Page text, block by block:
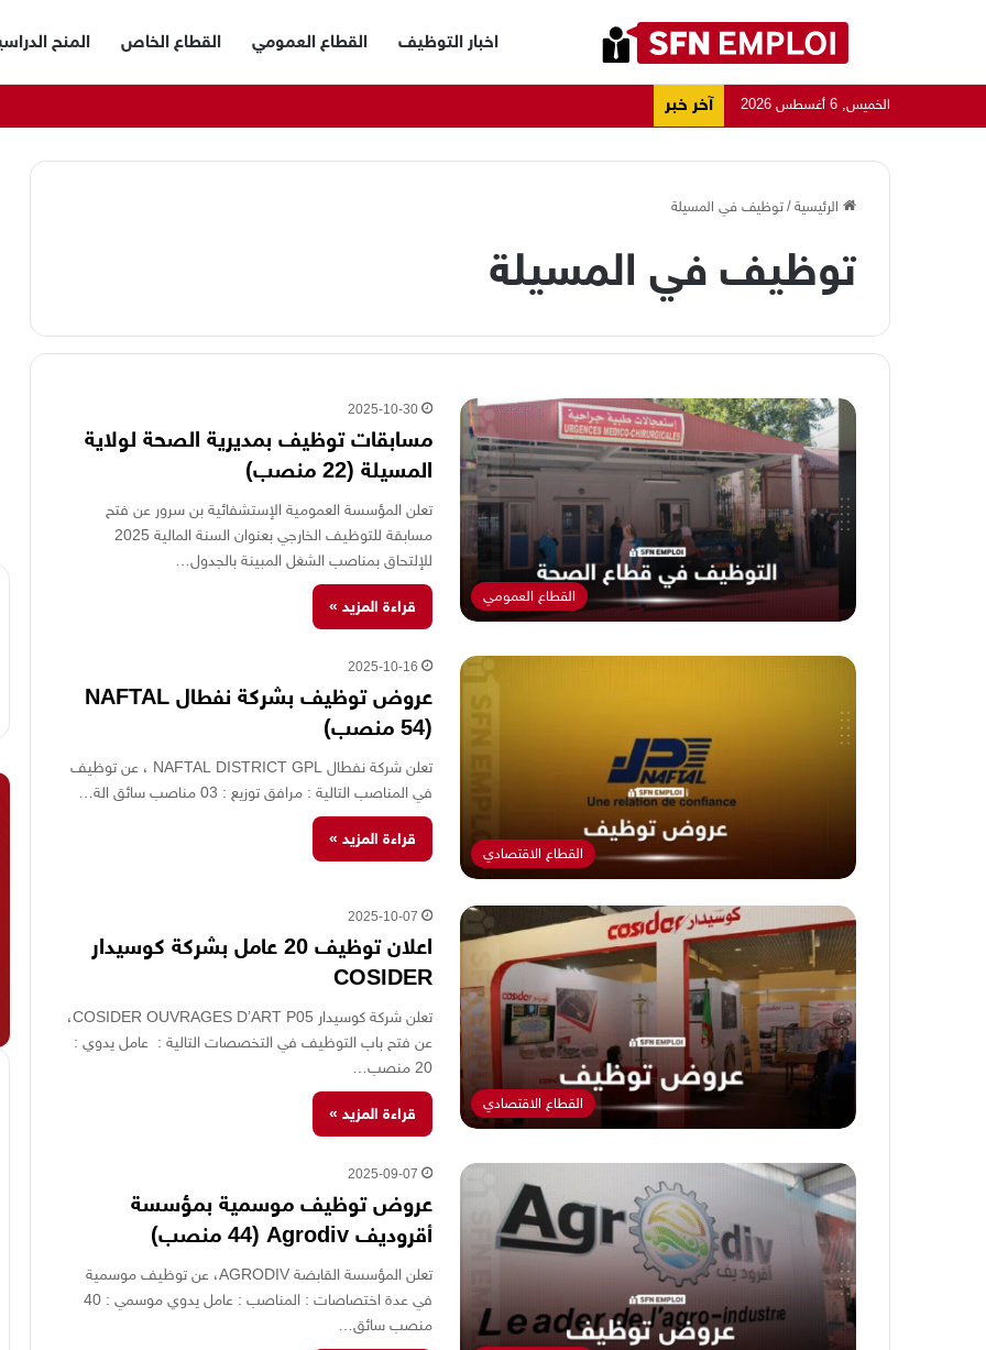
اخبار التوظيف القطاع العمومي القطاع الخاص المنح
الخميس, 6 أغسطس 2026 آخر خبر
الرئيسية/توظيف في المسيلة
توظيف في المسيلة
القطاع العمومي
2025-10-30
مسابقات توظيف بمديرية الصحة لولاية
المسيلة (22 منصب)
تعلن المؤسسة العمومية الإستشفائية بن سرور عن فتح
مسابقة للتوظيف الخارجي بعنوان السنة المالية 2025
للإلتحاق بمناصب الشغل المبينة بالجدول…
قراءة المزيد »
القطاع الاقتصادي
2025-10-16
عروض توظيف بشركة نفطال NAFTAL
(54 منصب)
تعلن شركة نفطال NAFTAL DISTRICT GPL ، عن توظيف
في المناصب التالية : مرافق توزيع : 03 مناصب سائق الة…
قراءة المزيد »
القطاع الاقتصادي
2025-10-07
اعلان توظيف 20 عامل بشركة كوسيدار
COSIDER
تعلن شركة كوسيدار COSIDER OUVRAGES D’ART P05،
عن فتح باب التوظيف في التخصصات التالية : عامل يدوي :
20 منصب…
قراءة المزيد »
2025-09-07
عروض توظيف موسمية بمؤسسة
أقروديف Agrodiv (44 منصب)
تعلن المؤسسة القابضة AGRODIV، عن توظيف موسمية
في عدة اختصاصات : المناصب : عامل يدوي موسمي : 40
منصب سائق…